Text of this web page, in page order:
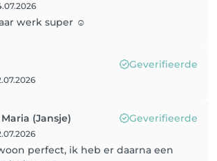
werk super ☺️
Geverifieerde
(Jansje) Geverifieerde
perfect, ik heb er daarna een